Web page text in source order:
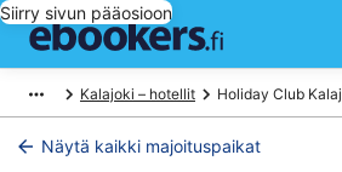
Siirry sivun pääosioon
Kalajoki – hotellit Holiday Club
Näytä kaikki majoituspaikat